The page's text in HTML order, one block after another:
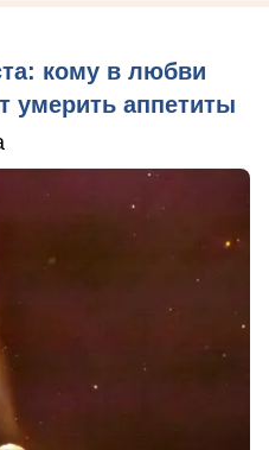
кому в любви
умерить аппетиты